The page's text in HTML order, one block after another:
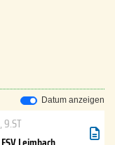
Datum anzeigen
, 9.ST